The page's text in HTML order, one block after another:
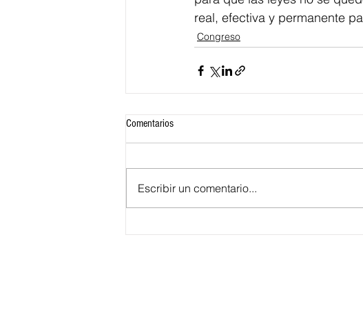
real, efectiva y permanente
Congreso
Comentarios
Escribir un comentario...